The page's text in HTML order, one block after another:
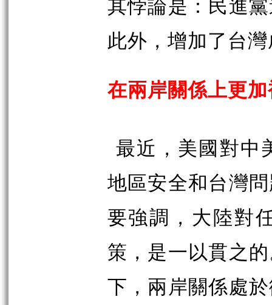
此外，增加了台
在兩岸關係上更
最近，美國對中
地區安全和台灣
要強調，大陸對
策，是一以貫之
下，兩岸關係處